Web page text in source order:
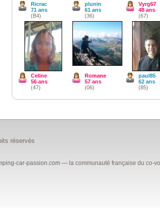
Ricrac
71 ans
(B4)
plunin
61 ans
(36)
Vyrg67
48 ans
(67)
Celine
56 ans
(47)
Romane
57 ans
(06)
paul85
62 ans
(85)
réservés
car-passion.com — la communauté française du co-